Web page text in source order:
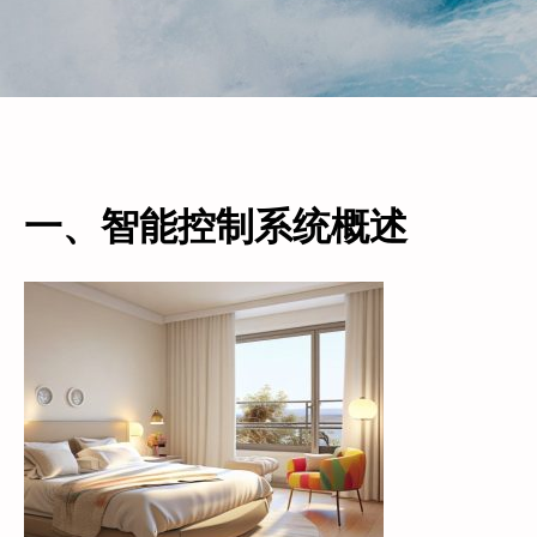
一、智能控制系统概述